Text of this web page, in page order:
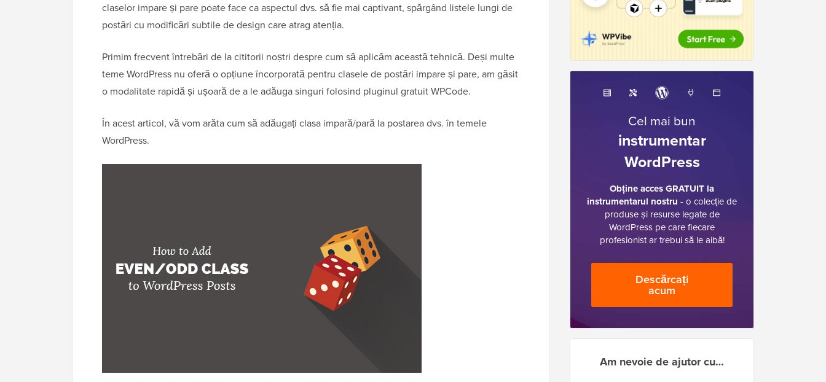
claselor impare și pare poate face ca aspectul dvs. să fie mai captivant, spărgând listele lungi de
postări cu modificări subtile de design care atrag atenția.
Primim frecvent întrebări de la cititorii noștri despre cum să aplicăm această tehnică. Deși multe
teme WordPress nu oferă o opțiune încorporată pentru clasele de postări impare și pare, am găsit
o modalitate rapidă și ușoară de a le adăuga singuri folosind pluginul gratuit WPCode.
În acest articol, vă vom arăta cum să adăugați clasa impară/pară la postarea dvs. în temele
WordPress.
Cel mai bun
instrumentar
WordPress
Obține acces GRATUIT la
instrumentarul nostru - o colecție de
produse și resurse legate de
WordPress pe care fiecare
profesionist ar trebui să le aibă!
Descărcați
acum
Am nevoie de ajutor cu…